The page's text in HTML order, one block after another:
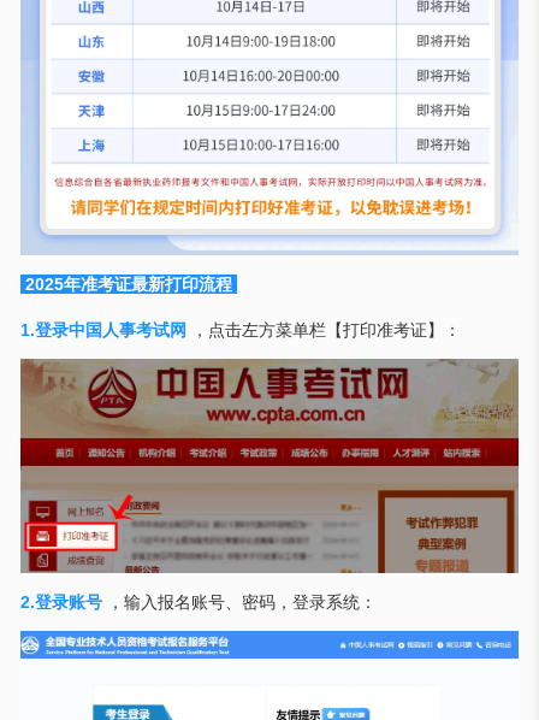
2025年准考证最新打印流程
1.登录中国人事考试网 ，点击左方菜单栏【打印准考证】：
2.登录账号 ，输入报名账号、密码，登录系统：